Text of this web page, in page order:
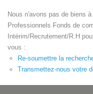
Créer une alerte
Nous n'avons pas de biens
Professionnels Fonds de
Intérim/Recrutement/R.H
vous :
Re-soumettre la
Transmettez-nous votre